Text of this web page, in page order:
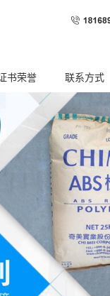
书荣誉 联系方式